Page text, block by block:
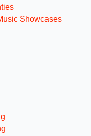
Showcases